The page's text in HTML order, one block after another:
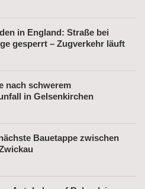
in England: Straße bei
gesperrt – Zugverkehr läuft
nach schwerem
in Gelsenkirchen
Bauetappe zwischen